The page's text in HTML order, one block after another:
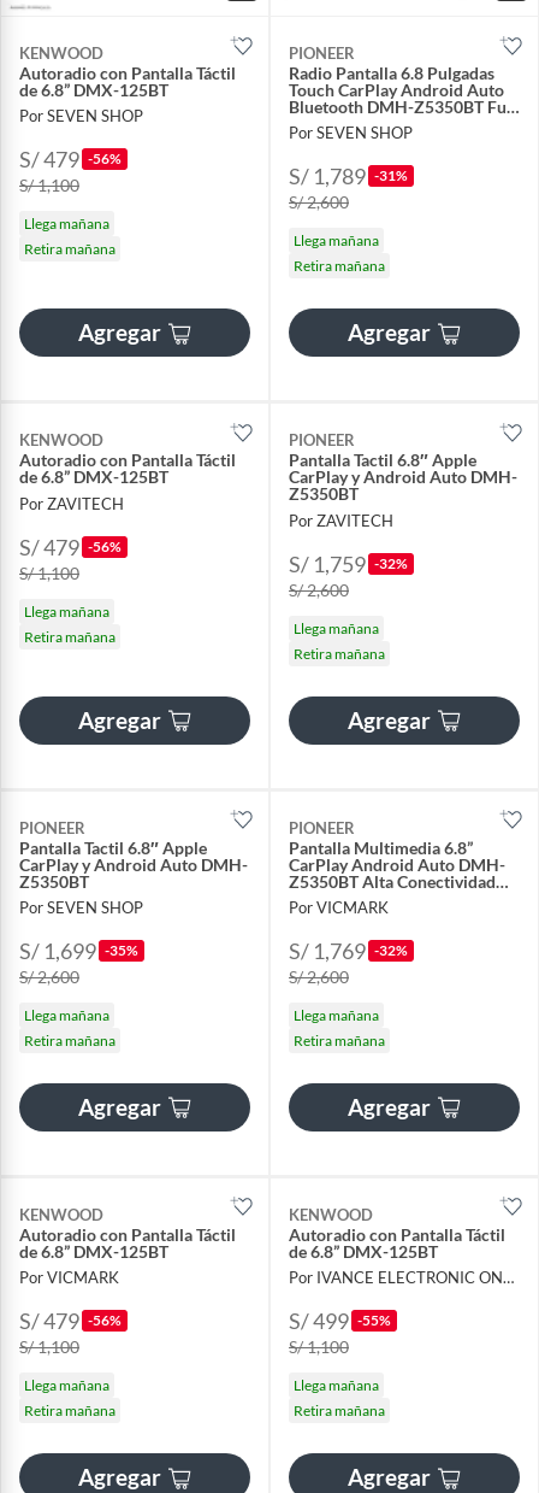
KENWOOD
Autoradio con Pantalla Táctil
de 6.8” DMX-125BT
Por SEVEN SHOP
S/ 479 -56%
S/ 1,100
Llega mañana
Retira mañana
Agregar
PIONEER
Radio Pantalla 6.8 Pulgadas
Touch CarPlay Android Auto
Bluetooth DMH-Z5350BT Full
Tech
Por SEVEN SHOP
S/ 1,789 -31%
S/ 2,600
Llega mañana
Retira mañana
Agregar
KENWOOD
Autoradio con Pantalla Táctil
de 6.8” DMX-125BT
Por ZAVITECH
S/ 479 -56%
S/ 1,100
Llega mañana
Retira mañana
Agregar
PIONEER
Pantalla Tactil 6.8″ Apple
CarPlay y Android Auto DMH-
Z5350BT
Por ZAVITECH
S/ 1,759 -32%
S/ 2,600
Llega mañana
Retira mañana
Agregar
PIONEER
Pantalla Tactil 6.8″ Apple
CarPlay y Android Auto DMH-
Z5350BT
Por SEVEN SHOP
S/ 1,699 -35%
S/ 2,600
Llega mañana
Retira mañana
Agregar
PIONEER
Pantalla Multimedia 6.8”
CarPlay Android Auto DMH-
Z5350BT Alta Conectividad
para Auto
Por VICMARK
S/ 1,769 -32%
S/ 2,600
Llega mañana
Retira mañana
Agregar
KENWOOD
Autoradio con Pantalla Táctil
de 6.8” DMX-125BT
Por VICMARK
S/ 479 -56%
S/ 1,100
Llega mañana
Retira mañana
Agregar
KENWOOD
Autoradio con Pantalla Táctil
de 6.8” DMX-125BT
Por IVANCE ELECTRONIC ONLINE
S/ 499 -55%
S/ 1,100
Llega mañana
Retira mañana
Agregar